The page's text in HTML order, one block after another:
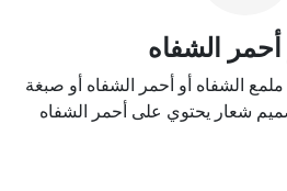
الشفاه
الشفاه أو أحمر الشفاه أو صبغة